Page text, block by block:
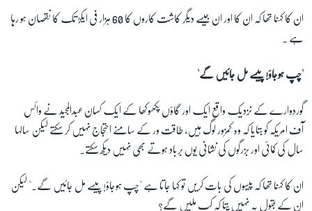
ان کا کہنا تھا کہ ان کا اور ان جیسے دیگر کاشت کاروں کا 60 ہزار فی ایکڑ تک کا نقصان ہو رہا
ہے ۔
'چپ ہوجاؤ! پیسے مل جائیں گے'
گوردوارے کے نزدیک واقع ایک اور گاؤں پکھوکھا کے ایک کسان عبدالمجید نے وائس
آف امریکہ کو بتایا کہ وہ کمزور لوگ ہیں، طاقت ور کے سامنے احتجاج نہیں کر سکتے لیکن سالہا
سال کی کمائی اور بزرگوں کی نشانی یوں برباد ہوتے بھی نہیں دیکھ سکتے۔
ان کا کہنا تھا کہ پیسوں کی بات کریں تو کہا جاتا ہے "چپ ہوجاؤ! پیسے مل جائیں گے۔" لیکن
ان کے بقول یہ نہیں پتا کہ کب ملیں گے؟